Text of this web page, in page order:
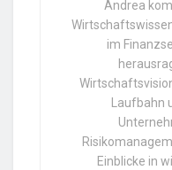
Andrea
im
Einblicke in